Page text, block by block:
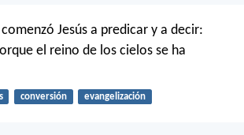
Jesús a predicar y a decir:
el reino de los cielos se ha
conversión evangelización